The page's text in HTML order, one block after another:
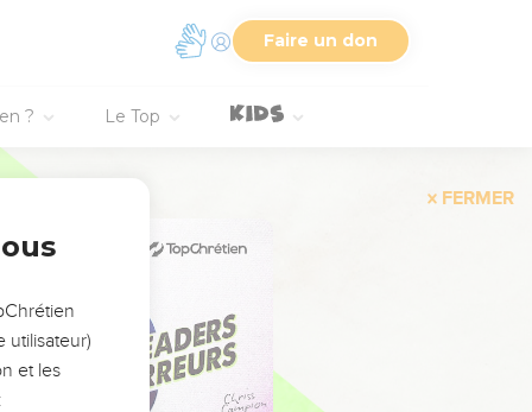
Faire un don
? Le Top
FERMER
utilisateur)
et les